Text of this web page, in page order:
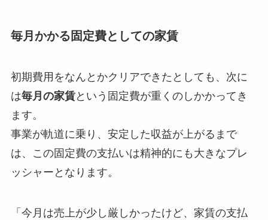
毎月かかる固定費としての家賃
初期費用をなんとかクリアできたとしても、次に
は毎月の家賃という固定費が重くのしかかってき
ます。
事業が軌道に乗り、安定した収益が上がるまで
は、この固定費の支払いは精神的にも大きなプレ
ッシャーとなります。
「今月は売上が少し厳しかったけど、家賃の支払